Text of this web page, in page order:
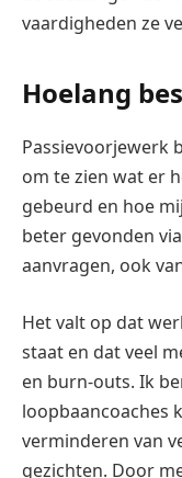
vaardigheden ze
Hoelang
Passievoorjewerk
om te zien wat er
gebeurd en hoe
beter gevonden
aanvragen, ook
Het valt op dat
staat en dat veel
en burn-outs. Ik
loopbaancoaches
verminderen van
gezichten. Door